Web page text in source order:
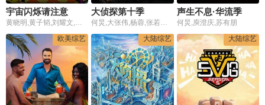
宇宙闪烁请注意
黄晓明,黄子韬,刘耀文,邵子恒,王鹤棣,于洋
大侦探第十季
何炅,大张伟,杨蓉,张若昀,王鸥
声生不息·华流季
何炅,庾澄庆,苏有朋
欧美综艺
大陆综艺 大陆综艺